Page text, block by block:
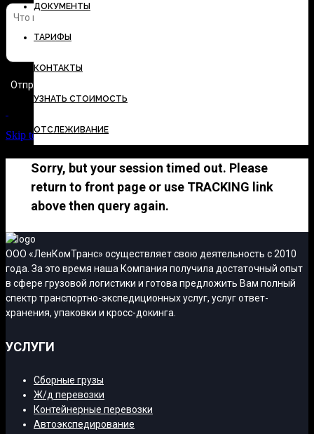
ДОКУМЕНТЫ
ТАРИФЫ
КОНТАКТЫ
УЗНАТЬ СТОИМОСТЬ
ОТСЛЕЖИВАНИЕ
Skip to Content
Sorry, but your session timed out. Please
return to front page or use TRACKING link
above then query again.
ООО «ЛенКомТранс» осуществляет свою деятельность с 2010
года. За это время наша Компания получила достаточный опыт
в сфере грузовой логистики и готова предложить Вам полный
спектр транспортно-экспедиционных услуг, услуг ответ-
хранения, упаковки и кросс-докинга.
УСЛУГИ
Сборные грузы
Ж/д перевозки
Контейнерные перевозки
Автоэкспедирование